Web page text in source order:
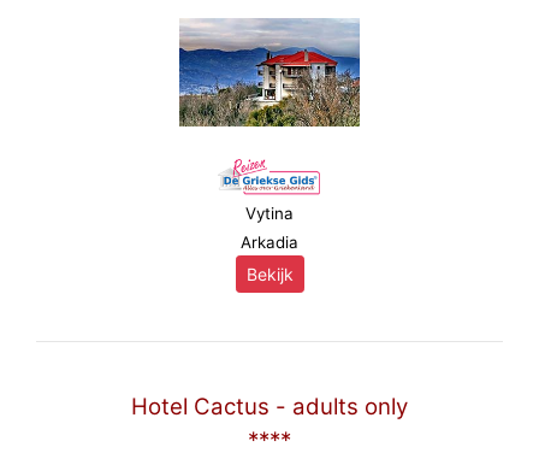
Vytina
Arkadia
Bekijk
Hotel Cactus - adults only
****